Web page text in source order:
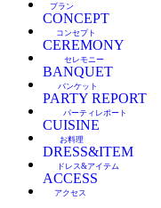
プラン
CONCEPT
コンセプト
CEREMONY
セレモニー
BANQUET
バンケット
PARTY REPORT
パーティレポート
CUISINE
お料理
DRESS&ITEM
ドレス&アイテム
ACCESS
アクセス